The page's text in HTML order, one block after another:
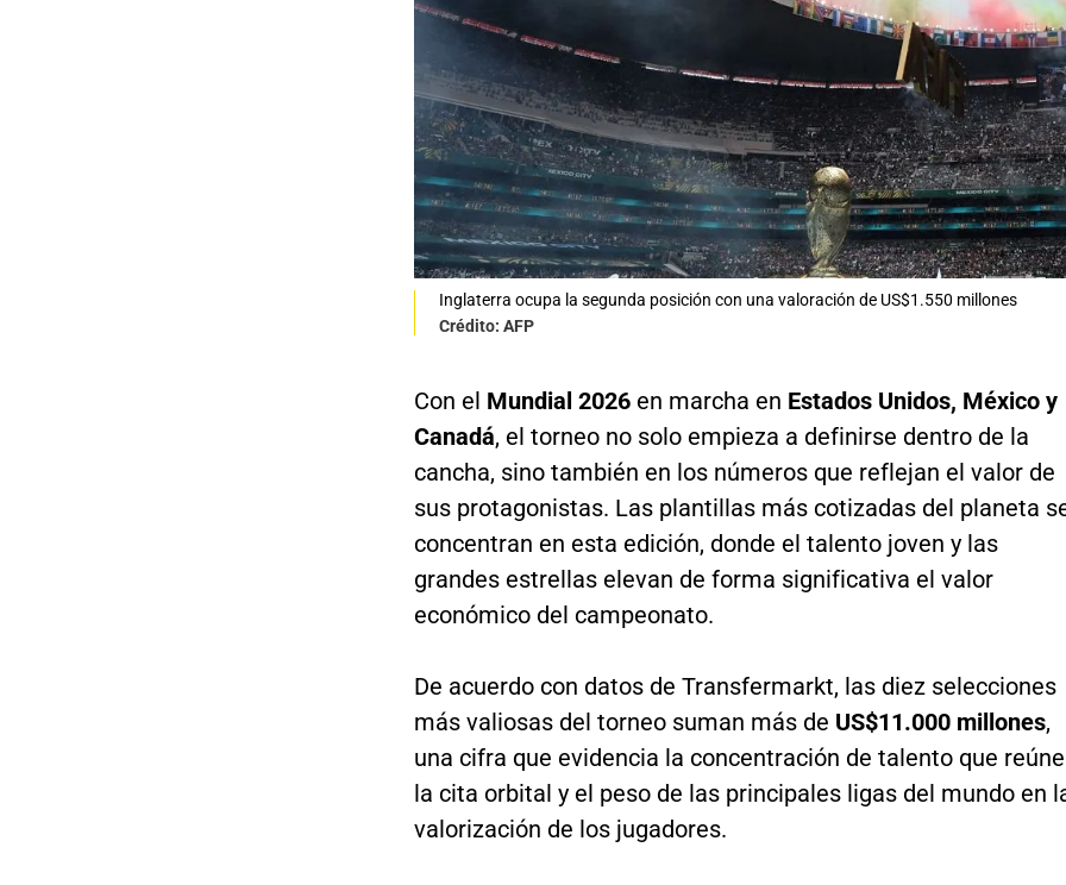
Inglaterra ocupa la segunda posición con una valoración de US$1.550 millones
Crédito: AFP
Con el Mundial 2026 en marcha en Estados Unidos, México y
Canadá, el torneo no solo empieza a definirse dentro de la
cancha, sino también en los números que reflejan el valor de
sus protagonistas. Las plantillas más cotizadas del planeta
concentran en esta edición, donde el talento joven y las
grandes estrellas elevan de forma significativa el valor
económico del campeonato.
De acuerdo con datos de Transfermarkt, las diez selecciones
más valiosas del torneo suman más de US$11.000 millones,
una cifra que evidencia la concentración de talento que reúne
la cita orbital y el peso de las principales ligas del mundo en
valorización de los jugadores.